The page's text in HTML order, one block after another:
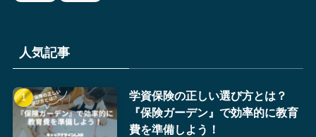
人気記事
学資保険の正しい選び方とは？
『保険ガーデン』で効率的に教育
費を準備しよう！